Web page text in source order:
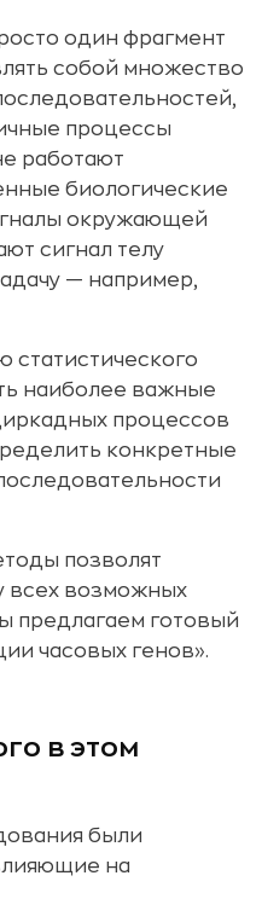
один фрагмент
собой множество
процессы
работают
биологические
окружающей
сигнал телу
— например,
статистического
наиболее важные
процессов
конкретные
позволят
всех возможных
предлагаем готовый
часовых генов».
в этом
были
на